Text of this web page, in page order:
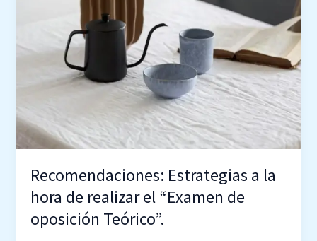
Recomendaciones: Estrategias a la
hora de realizar el “Examen de
oposición Teórico”.